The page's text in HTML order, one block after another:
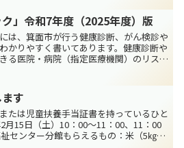
ク」令和7年度（2025年度）版
は、箕面市が行う健康診断、がん検診や
かりやすく書いてあります。健康診断や
る医院・病院（指定医療機関）のリスト
す
たは児童扶養手当証書を持っているひと
月15日（土）10：00～11：00、11：00
センター分館もらえるもの：米（5㎏）